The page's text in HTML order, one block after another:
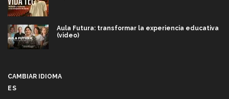
Aula Futura: transformar la experiencia educativa
(video)
CAMBIAR IDIOMA
ES